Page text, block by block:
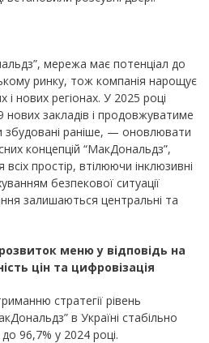
мережа має потенціал до
ринку, тож компанія нарощує
нових регіонах. У 2025 році
нових закладів і продовжуватиме
збудовані раніше, — оновлювати
концепцій “МакДональдз”,
простір, втілюючи інклюзивні
безпекової ситуації
залишаються центральні та
меню у відповідь на
цін та цифровізація
стратегії рівень
в Україні стабільно
96,7% у 2024 році.